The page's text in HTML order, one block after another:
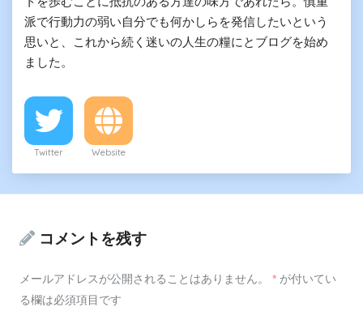
派で行動力の弱い自分でも何かしらを発信したいという
思いと、これから続く迷いの人生の糧にとブログを始め
ました。
Twitter Website
コメントを残す
メールアドレスが公開されることはありません。 * が付いてい
る欄は必須項目です